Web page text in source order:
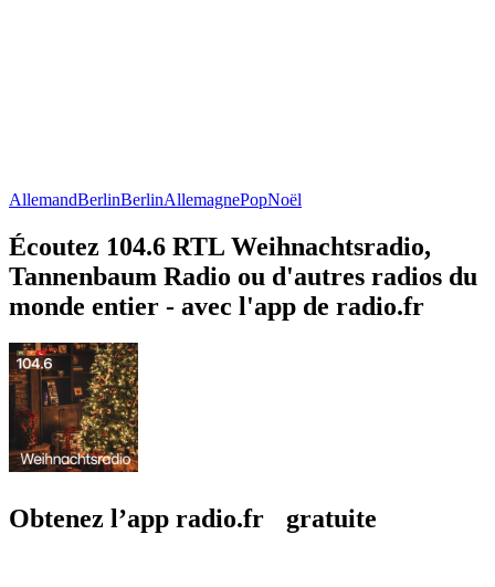
AllemandBerlinBerlinAllemagnePopNoël
Écoutez 104.6 RTL Weihnachtsradio,
Tannenbaum Radio ou d'autres radios du
monde entier - avec l'app de radio.fr
Obtenez l’app radio.fr gratuite